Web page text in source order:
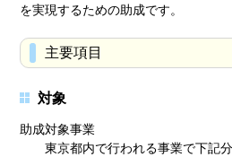
を実現するための助成です。
主要項目
対象
助成対象事業
東京都内で行われる事業で下記分